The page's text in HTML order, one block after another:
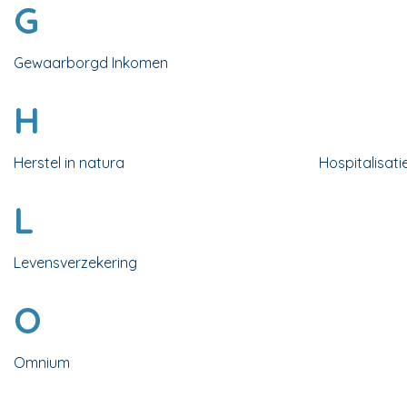
G
Gewaarborgd Inkomen
H
Herstel in natura
L
Levensverzekering
O
Omnium